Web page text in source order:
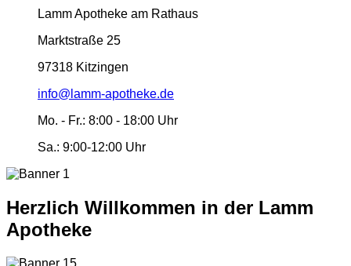
Lamm Apotheke am Rathaus
Marktstraße 25
97318 Kitzingen
info@lamm-apotheke.de
Mo. - Fr.: 8:00 - 18:00 Uhr
Sa.: 9:00-12:00 Uhr
Herzlich Willkommen in der Lamm
Apotheke